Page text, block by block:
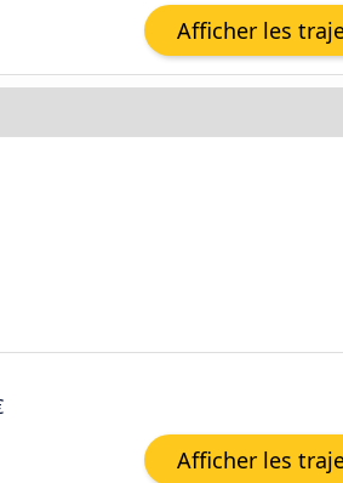
Afficher les
Afficher les